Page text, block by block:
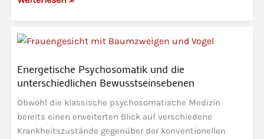
gestern
ist
nur
ein
Teil
der
Energetische Psychosomatik und die
unterschiedlichen Bewusstseinsebenen
Obwohl die klassische psychosomatische Medizin
bereits einen erweiterten Blick auf verschiedene
Krankheitszustände gegenüber der konventionellen